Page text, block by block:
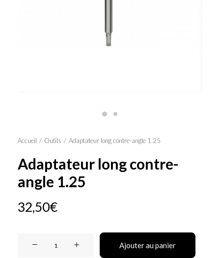
Recherche
Accueil Outils Adaptateur long contre-angle 1.25
Adaptateur long contre-
angle 1.25
32,50€
Ajouter au panier